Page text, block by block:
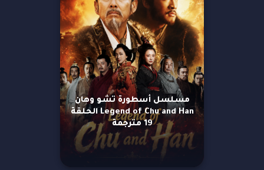
مسلسل أسطورة تشو وهان
Legend of Chu and Han الحلقة
19 مترجمة